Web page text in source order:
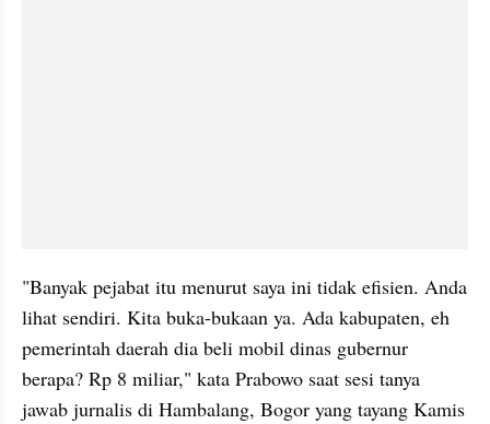
"Banyak pejabat itu menurut saya ini tidak efisien. Anda
lihat sendiri. Kita buka-bukaan ya. Ada kabupaten, eh
pemerintah daerah dia beli mobil dinas gubernur
berapa? Rp 8 miliar," kata Prabowo saat sesi tanya
jawab jurnalis di Hambalang, Bogor yang tayang Kamis